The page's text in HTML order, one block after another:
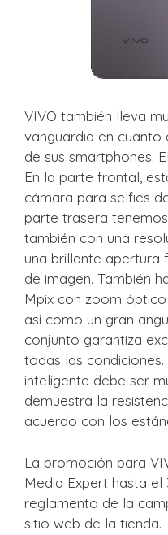
VIVO también lleva
vanguardia en
de sus smartphones.
En la parte frontal,
cámara para selfies
parte trasera
también con una
una brillante apertura
de imagen. También
Mpix con zoom
así como un gran
conjunto garantiza
todas las
inteligente debe ser
demuestra la
acuerdo con los
La promoción para
Media Expert hasta el
reglamento de la
sitio web de la tienda.